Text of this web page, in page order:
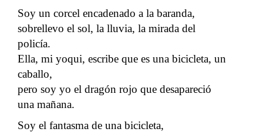
Soy un corcel encadenado a la baranda,
sobrellevo el sol, la lluvia, la mirada del
policía.
Ella, mi yoqui, escribe que es una bicicleta, un
caballo,
pero soy yo el dragón rojo que desapareció
una mañana.
Soy el fantasma de una bicicleta,